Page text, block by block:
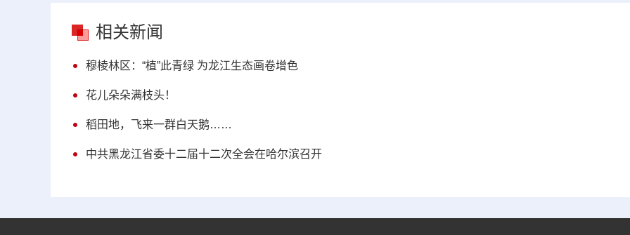
相关新闻
穆棱林区：“植”此青绿 为龙江生态画卷增色
花儿朵朵满枝头！
稻田地，飞来一群白天鹅……
中共黑龙江省委十二届十二次全会在哈尔滨召开